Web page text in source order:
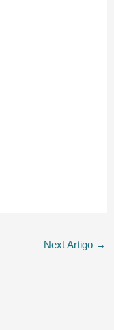
Next Artigo →